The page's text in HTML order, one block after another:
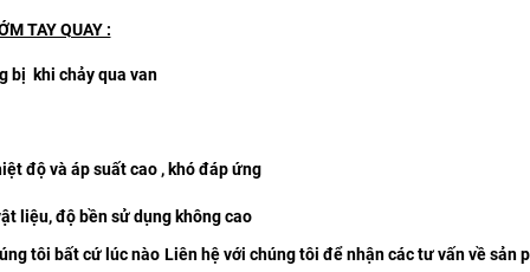
TAY QUAY :
bị khi chảy qua van
độ và áp suất cao , khó đáp ứng
liệu, độ bền sử dụng không cao
tôi bất cứ lúc nào Liên hệ với chúng tôi để nhận các tư vấn về sản